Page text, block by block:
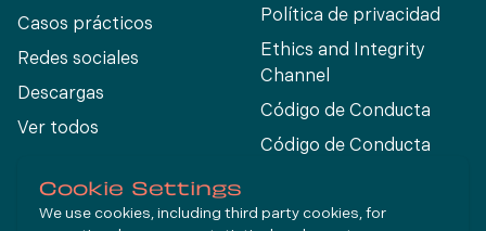
Casos prácticos
Redes sociales
Descargas
Ver todos
Política de privacidad
Ethics and Integrity
Channel
Código de Conducta
Código de Conducta
Cookie Settings
We use cookies, including third party cookies, for